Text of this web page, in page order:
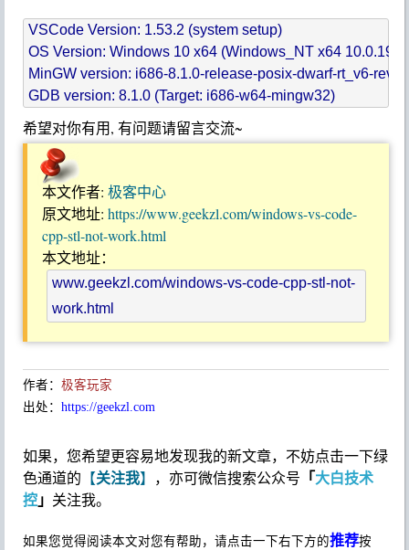
VSCode Version: 1.53.2 (system setup)
OS Version: Windows 10 x64 (Windows_NT x64
MinGW version: i686-8.1.0-release-posix-dwarf-rt_v6-rev0
希望对你有用, 有问题请留言交流~
本文作者:极客中心
原文地址:https://www.geekzl.com/windows-vs-code-
cpp-stl-not-work.html
本文地址：
www.geekzl.com/windows-vs-code-cpp-stl-not-
work.html
作者： 极客玩家
出处： https://geekzl.com
如果，您希望更容易地发现我的新文章，不妨点击一下绿
色通道的 【关注我】 ，亦可微信搜索公众号 「大白技术
控」 关注我。
如果您觉得阅读本文对您有帮助，请点击一下右下方的推荐按